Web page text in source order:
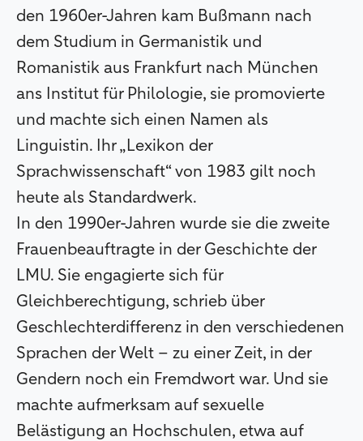
den 1960er-Jahren kam Bußmann nach
dem Studium in Germanistik und
Romanistik aus Frankfurt nach München
ans Institut für Philologie, sie promovierte
und machte sich einen Namen als
Linguistin. Ihr „Lexikon der
Sprachwissenschaft“ von 1983 gilt noch
heute als Standardwerk.
In den 1990er-Jahren wurde sie die zweite
Frauenbeauftragte in der Geschichte der
LMU. Sie engagierte sich für
Gleichberechtigung, schrieb über
Geschlechterdifferenz in den verschiedenen
Sprachen der Welt – zu einer Zeit, in der
Gendern noch ein Fremdwort war. Und sie
machte aufmerksam auf sexuelle
Belästigung an Hochschulen, etwa auf